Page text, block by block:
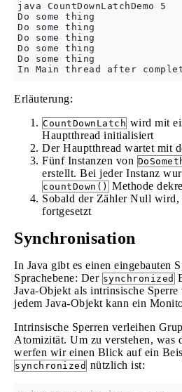
java CountDownLatchDemo 5
Do some thing
Do some thing
Do some thing
Do some thing
Do some thing
Erläuterung:
CountDownLatch wird mit
Hauptthread initialisiert
Der Hauptthread wartet mit
Fünf Instanzen von
erstellt. Bei jeder Instanz
countDown() Methode
Sobald der Zähler Null wird,
fortgesetzt
Synchronisation
In Java gibt es einen eingebauten
Sprachebene: Der synchronized
Java-Objekt als intrinsische
jedem Java-Objekt kann ein
Intrinsische Sperren verleihen
Atomizität. Um zu verstehen, was
werfen wir einen Blick auf ein
synchronized nützlich ist: